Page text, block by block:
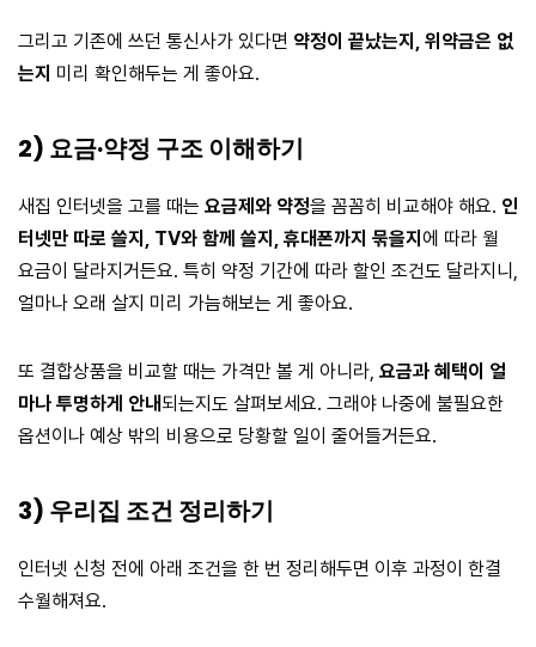
그리고 기존에 쓰던 통신사가 있다면 약정이 끝났는지, 위약금은 없
는지 미리 확인해두는 게 좋아요.
2) 요금·약정 구조 이해하기
새집 인터넷을 고를 때는 요금제와 약정을 꼼꼼히 비교해야 해요. 인
터넷만 따로 쓸지, TV와 함께 쓸지, 휴대폰까지 묶을지 에 따라 월
요금이 달라지거든요. 특히 약정 기간에 따라 할인 조건도 달라지니,
얼마나 오래 살지 미리 가늠해보는 게 좋아요.
또 결합상품을 비교할 때는 가격만 볼 게 아니라, 요금과 혜택이 얼
마나 투명하게 안내되는지도 살펴보세요. 그래야 나중에 불필요한
옵션이나 예상 밖의 비용으로 당황할 일이 줄어들거든요.
3) 우리집 조건 정리하기
인터넷 신청 전에 아래 조건을 한 번 정리해두면 이후 과정이 한결
수월해져요.